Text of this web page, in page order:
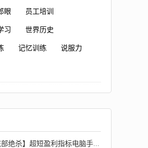
眼 员工培训
习 世界历史
记忆训练 说服力
【短线底部绝杀】超短盈利指标电脑手机均可使...